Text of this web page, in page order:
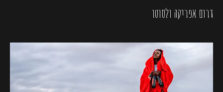
דרום אפריקה ולסוטו